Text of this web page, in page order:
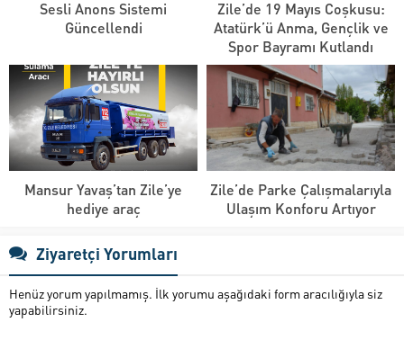
Sesli Anons Sistemi
Güncellendi
Zile’de 19 Mayıs Coşkusu:
Atatürk’ü Anma, Gençlik ve
Spor Bayramı Kutlandı
Mansur Yavaş’tan Zile’ye
hediye araç
Zile’de Parke Çalışmalarıyla
Ulaşım Konforu Artıyor
Ziyaretçi Yorumları
Henüz yorum yapılmamış. İlk yorumu aşağıdaki form aracılığıyla siz
yapabilirsiniz.